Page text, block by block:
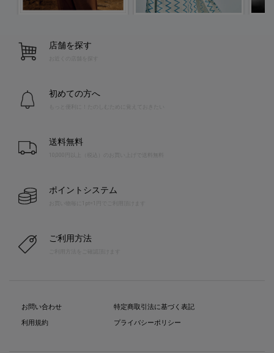
店舗を探す
お近くの店舗を探す
初めての方へ
送料無料
10,000円以上（税込）のお買い上げで送料無料
ポイントシステム
お買い物毎に1pt=1円でご利用頂けます
ご利用方法
お問い合わせ
利用規約
特定商取引法に基づく表記
プライバシーポリシー